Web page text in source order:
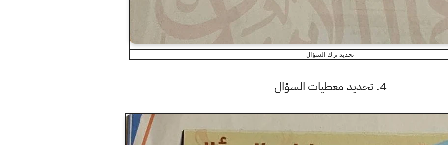
تحديد ترك السؤال
4. تحديد معطيات السؤال